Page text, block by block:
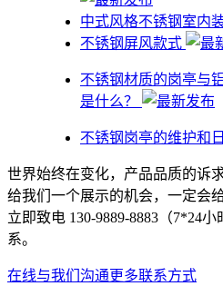
中式风格不锈钢室内
不锈钢屏风款式
不锈钢材质的岗亭与
是什么？
不锈钢岗亭的维护和
世界始终在变化，产品品质的诉
给我们一个展示的机会，一定会
立即致电 130-9889-8883（7*24
系。
在线与我们沟通更多联系方式